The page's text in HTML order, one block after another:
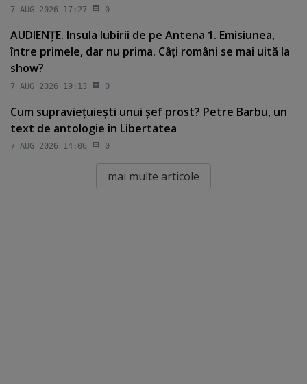
7 AUG 2026 17:27 0
AUDIENŢE. Insula Iubirii de pe Antena 1. Emisiunea,
între primele, dar nu prima. Câţi români se mai uită la
show?
7 AUG 2026 19:13 0
Cum supravieţuieşti unui şef prost? Petre Barbu, un
text de antologie în Libertatea
7 AUG 2026 14:06 0
mai multe articole